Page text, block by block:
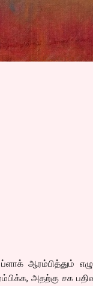
ஆரம்பித்தும்
அதற்கு சக